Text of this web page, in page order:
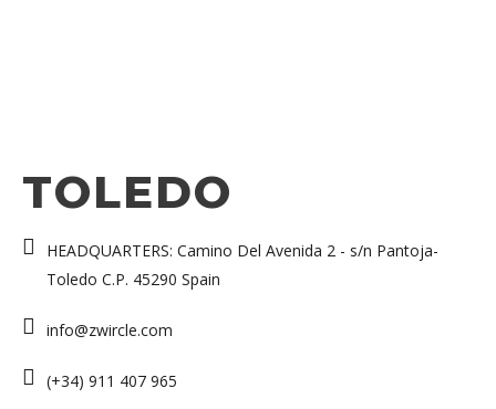
TOLEDO
HEADQUARTERS: Camino Del Avenida 2 - s/n Pantoja-
Toledo C.P. 45290 Spain
info@zwircle.com
(+34) 911 407 965